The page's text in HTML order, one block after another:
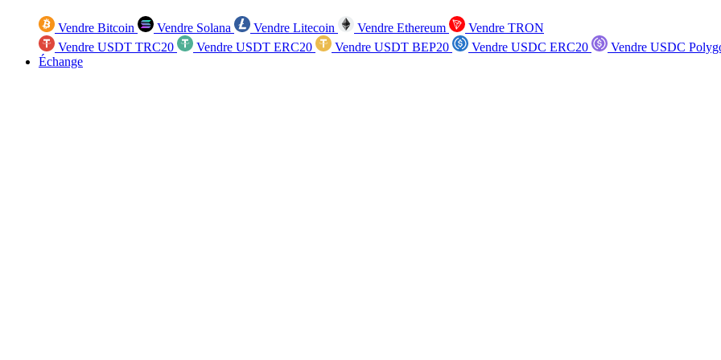
Vendre Bitcoin Vendre Solana Vendre Litecoin Vendre Ethereum
Vendre TRON
Vendre USDT TRC20
Vendre USDT ERC20 Vendre USDT BEP20 Vendre USDC ERC20
Vendre USDC
Échange